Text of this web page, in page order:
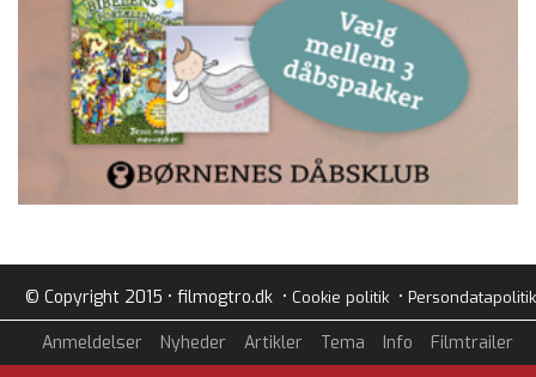
© Copyright 2015 • filmogtro.dk • Cookie politik• Persondatapolitik
Anmeldelser Nyheder Artikler Tema Info Filmtrailer